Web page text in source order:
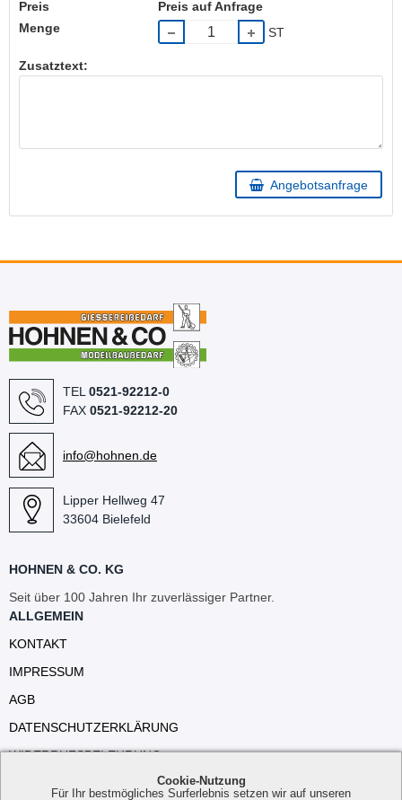
Cookie-Nutzung
Für Ihr bestmögliches Surferlebnis setzen wir auf unseren
Preis
Preis auf Anfrage
Menge
ST
Zusatztext:
Angebotsanfrage
TEL 0521-92212-0
FAX 0521-92212-20
info@hohnen.de
Lipper Hellweg 47
33604 Bielefeld
HOHNEN & CO. KG
Seit über 100 Jahren Ihr zuverlässiger Partner.
ALLGEMEIN
KONTAKT
IMPRESSUM
AGB
DATENSCHUTZERKLÄRUNG
WIDERRUFSBELEHRUNG